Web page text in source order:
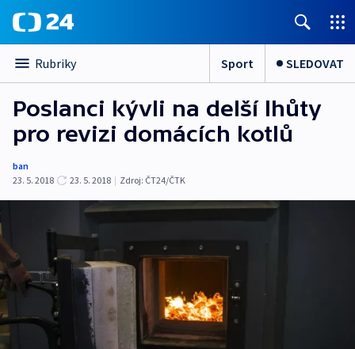
Rubriky Sport SLEDOVAT
Poslanci kývli na delší lhůty
pro revizi domácích kotlů
ban
23. 5. 2018
23. 5. 2018 | Zdroj: ČT24/ČTK